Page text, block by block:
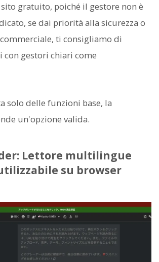
sito gratuito, poiché il gestore non è
se dai priorità alla sicurezza o
ti consigliamo di
con gestori chiari come
solo delle funzioni base, la
un'opzione valida.
Lettore multilingue
su browser